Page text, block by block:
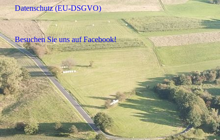
Datenschutz (EU-DSGVO)
Besuchen Sie uns auf Facebook!